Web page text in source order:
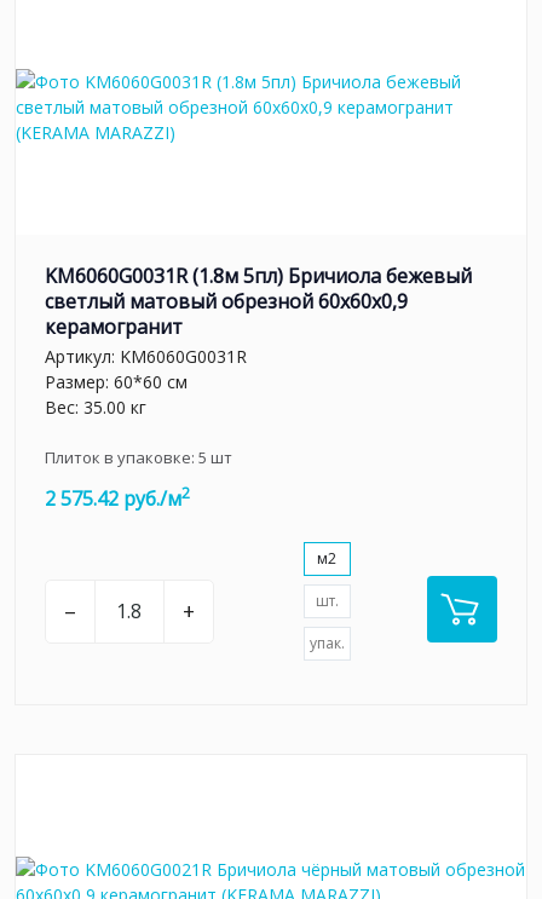
KM6060G0031R (1.8м 5пл) Бричиола бежевый
светлый матовый обрезной 60x60x0,9
керамогранит
Артикул: KM6060G0031R
Размер: 60*60 см
Вес: 35.00 кг
Плиток в упаковке: 5 шт
2 575.42 руб./м2
– +
м2
шт.
упак.